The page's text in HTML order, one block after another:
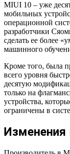
MIUI 10 – уже
мобильных
операционной
разработчики
сделать ее более
машинного
Кроме того, была
всего уровня
десятую
только на
устройства,
ограничены в
Изменения